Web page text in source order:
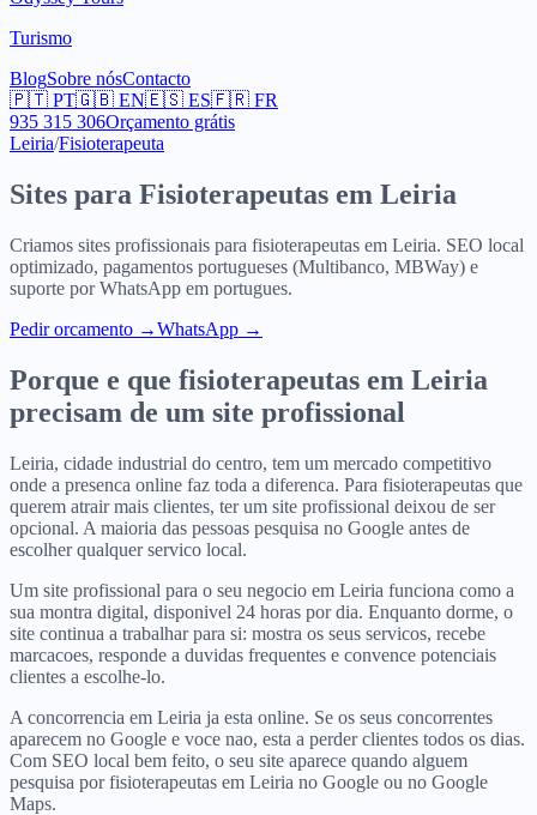
Turismo
BlogSobre nósContacto
🇵🇹 PT🇬🇧 EN🇪🇸 ES🇫🇷 FR
935 315 306Orçamento grátis
Leiria/Fisioterapeuta
Sites para Fisioterapeutas em Leiria
Criamos sites profissionais para fisioterapeutas em Leiria. SEO local
optimizado, pagamentos portugueses (Multibanco, MBWay) e
suporte por WhatsApp em portugues.
Pedir orcamento →WhatsApp →
Porque e que fisioterapeutas em Leiria
precisam de um site profissional
Leiria, cidade industrial do centro, tem um mercado competitivo
onde a presenca online faz toda a diferenca. Para fisioterapeutas que
querem atrair mais clientes, ter um site profissional deixou de ser
opcional. A maioria das pessoas pesquisa no Google antes de
escolher qualquer servico local.
Um site profissional para o seu negocio em Leiria funciona como a
sua montra digital, disponivel 24 horas por dia. Enquanto dorme, o
site continua a trabalhar para si: mostra os seus servicos, recebe
marcacoes, responde a duvidas frequentes e convence potenciais
clientes a escolhe-lo.
A concorrencia em Leiria ja esta online. Se os seus concorrentes
aparecem no Google e voce nao, esta a perder clientes todos os dias.
Com SEO local bem feito, o seu site aparece quando alguem
pesquisa por fisioterapeutas em Leiria no Google ou no Google
Maps.